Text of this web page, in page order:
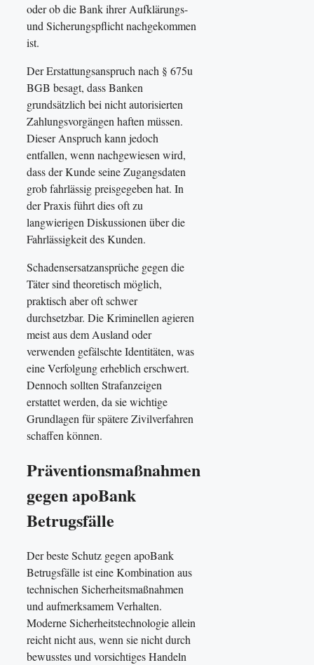
oder ob die Bank ihrer Aufklärungs-
und Sicherungspflicht nachgekommen
ist.
Der Erstattungsanspruch nach § 675u
BGB besagt, dass Banken
grundsätzlich bei nicht autorisierten
Zahlungsvorgängen haften müssen.
Dieser Anspruch kann jedoch
entfallen, wenn nachgewiesen wird,
dass der Kunde seine Zugangsdaten
grob fahrlässig preisgegeben hat. In
der Praxis führt dies oft zu
langwierigen Diskussionen über die
Fahrlässigkeit des Kunden.
Schadensersatzansprüche gegen die
Täter sind theoretisch möglich,
praktisch aber oft schwer
durchsetzbar. Die Kriminellen agieren
meist aus dem Ausland oder
verwenden gefälschte Identitäten, was
eine Verfolgung erheblich erschwert.
Dennoch sollten Strafanzeigen
erstattet werden, da sie wichtige
Grundlagen für spätere Zivilverfahren
schaffen können.
Präventionsmaßnahmen
gegen apoBank
Betrugsfälle
Der beste Schutz gegen apoBank
Betrugsfälle ist eine Kombination aus
technischen Sicherheitsmaßnahmen
und aufmerksamem Verhalten.
Moderne Sicherheitstechnologie allein
reicht nicht aus, wenn sie nicht durch
bewusstes und vorsichtiges Handeln